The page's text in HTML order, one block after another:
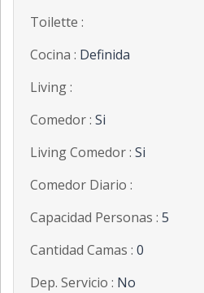
Toilette :
Cocina : Definida
Living :
Comedor : Si
Living Comedor : Si
Comedor Diario :
Capacidad Personas : 5
Cantidad Camas : 0
Dep. Servicio : No